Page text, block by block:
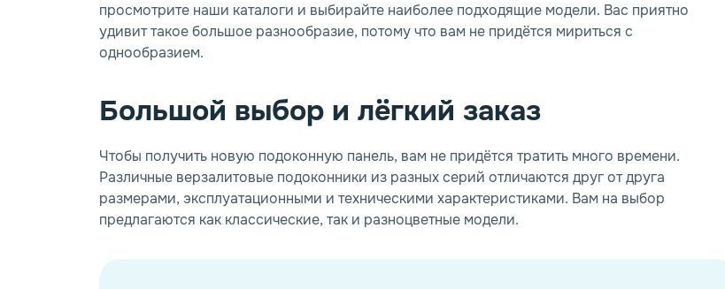
просмотрите наши каталоги и выбирайте наиболее подходящие модели. Вас приятно
удивит такое большое разнообразие, потому что вам не придётся мириться с
однообразием.
Большой выбор и лёгкий заказ
Чтобы получить новую подоконную панель, вам не придётся тратить много времени.
Различные верзалитовые подоконники из разных серий отличаются друг от друга
размерами, эксплуатационными и техническими характеристиками. Вам на выбор
предлагаются как классические, так и разноцветные модели.